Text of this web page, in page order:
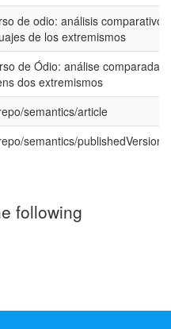
de odio: análisis comparativo
de los extremismos
de Ódio: análise comparada
dos extremismos
semantics/article
semantics/publishedVersion
following